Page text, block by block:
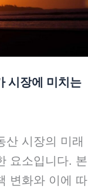
시장에 미치는
산 시장의 미래
요소입니다. 본
변화와 이에 따